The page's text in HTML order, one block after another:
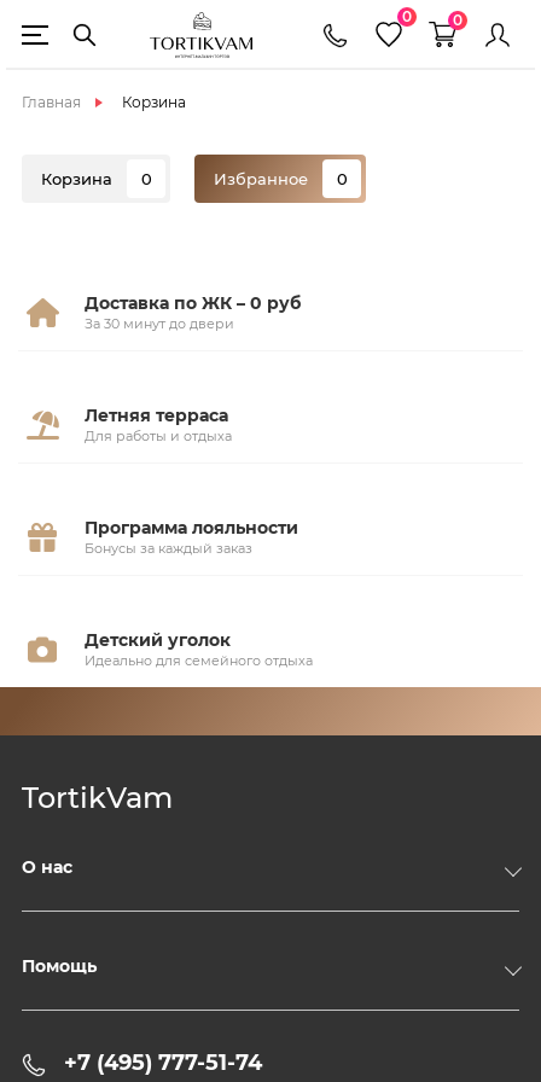
0 0
Главная Корзина
Корзина 0 Избранное 0
Доставка по ЖК – 0 руб
За 30 минут до двери
Летняя терраса
Для работы и отдыха
Программа лояльности
Бонусы за каждый заказ
Детский уголок
Идеально для семейного отдыха
TortikVam
О нас
Доставка и оплата
Помощь
Политика конфиденциальности
+7 (495) 777-51-74